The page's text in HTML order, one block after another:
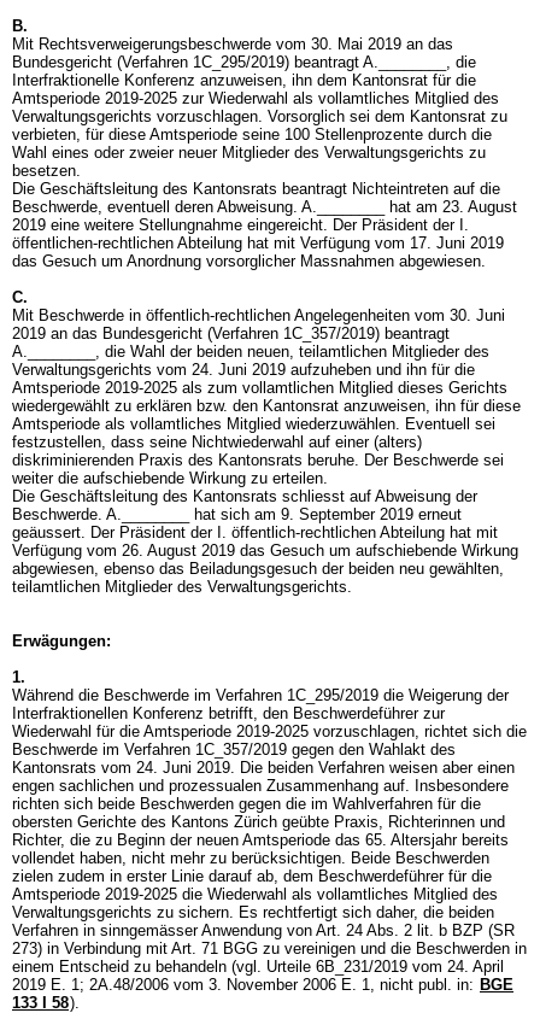
B.
Mit Rechtsverweigerungsbeschwerde vom 30. Mai 2019 an das
Bundesgericht (Verfahren 1C_295/2019) beantragt A.________, die
Interfraktionelle Konferenz anzuweisen, ihn dem Kantonsrat für die
Amtsperiode 2019-2025 zur Wiederwahl als vollamtliches Mitglied des
Verwaltungsgerichts vorzuschlagen. Vorsorglich sei dem Kantonsrat zu
verbieten, für diese Amtsperiode seine 100 Stellenprozente durch die
Wahl eines oder zweier neuer Mitglieder des Verwaltungsgerichts zu
besetzen.
Die Geschäftsleitung des Kantonsrats beantragt Nichteintreten auf die
Beschwerde, eventuell deren Abweisung. A.________ hat am 23. August
2019 eine weitere Stellungnahme eingereicht. Der Präsident der I.
öffentlichen-rechtlichen Abteilung hat mit Verfügung vom 17. Juni 2019
das Gesuch um Anordnung vorsorglicher Massnahmen abgewiesen.
C.
Mit Beschwerde in öffentlich-rechtlichen Angelegenheiten vom 30. Juni
2019 an das Bundesgericht (Verfahren 1C_357/2019) beantragt
A.________, die Wahl der beiden neuen, teilamtlichen Mitglieder des
Verwaltungsgerichts vom 24. Juni 2019 aufzuheben und ihn für die
Amtsperiode 2019-2025 als zum vollamtlichen Mitglied dieses Gerichts
wiedergewählt zu erklären bzw. den Kantonsrat anzuweisen, ihn für diese
Amtsperiode als vollamtliches Mitglied wiederzuwählen. Eventuell sei
festzustellen, dass seine Nichtwiederwahl auf einer (alters)
diskriminierenden Praxis des Kantonsrats beruhe. Der Beschwerde sei
weiter die aufschiebende Wirkung zu erteilen.
Die Geschäftsleitung des Kantonsrats schliesst auf Abweisung der
Beschwerde. A.________ hat sich am 9. September 2019 erneut
geäussert. Der Präsident der I. öffentlich-rechtlichen Abteilung hat mit
Verfügung vom 26. August 2019 das Gesuch um aufschiebende Wirkung
abgewiesen, ebenso das Beiladungsgesuch der beiden neu gewählten,
teilamtlichen Mitglieder des Verwaltungsgerichts.
Erwägungen:
1.
Während die Beschwerde im Verfahren 1C_295/2019 die Weigerung der
Interfraktionellen Konferenz betrifft, den Beschwerdeführer zur
Wiederwahl für die Amtsperiode 2019-2025 vorzuschlagen, richtet sich die
Beschwerde im Verfahren 1C_357/2019 gegen den Wahlakt des
Kantonsrats vom 24. Juni 2019. Die beiden Verfahren weisen aber einen
engen sachlichen und prozessualen Zusammenhang auf. Insbesondere
richten sich beide Beschwerden gegen die im Wahlverfahren für die
obersten Gerichte des Kantons Zürich geübte Praxis, Richterinnen und
Richter, die zu Beginn der neuen Amtsperiode das 65. Altersjahr bereits
vollendet haben, nicht mehr zu berücksichtigen. Beide Beschwerden
zielen zudem in erster Linie darauf ab, dem Beschwerdeführer für die
Amtsperiode 2019-2025 die Wiederwahl als vollamtliches Mitglied des
Verwaltungsgerichts zu sichern. Es rechtfertigt sich daher, die beiden
Verfahren in sinngemässer Anwendung von Art. 24 Abs. 2 lit. b BZP (SR
273) in Verbindung mit Art. 71 BGG zu vereinigen und die Beschwerden in
einem Entscheid zu behandeln (vgl. Urteile 6B_231/2019 vom 24. April
2019 E. 1; 2A.48/2006 vom 3. November 2006 E. 1, nicht publ. in: BGE
133 I 58).